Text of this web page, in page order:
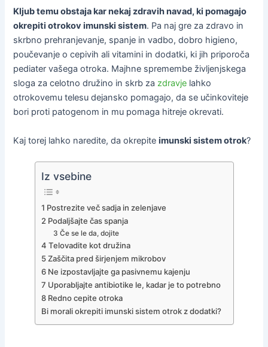
Kljub temu obstaja kar nekaj zdravih navad, ki pomagajo
okrepiti otrokov imunski sistem. Pa naj gre za zdravo in
skrbno prehranjevanje, spanje in vadbo, dobro higieno,
poučevanje o cepivih ali vitamini in dodatki, ki jih priporoča
pediater vašega otroka. Majhne spremembe življenjskega
sloga za celotno družino in skrb zazdravje lahko
otrokovemu telesu dejansko pomagajo, da se učinkoviteje
bori proti patogenom in mu pomaga hitreje okrevati.
Kaj torej lahko naredite, da okrepiteimunski sistem otrok?
Iz vsebine
1 Postrezite več sadja in zelenjave
2 Podaljšajte čas spanja
3 Če se le da, dojite
4 Telovadite kot družina
5 Zaščita pred širjenjem mikrobov
6 Ne izpostavljajte ga pasivnemu kajenju
7 Uporabljajte antibiotike le, kadar je to potrebno
8 Redno cepite otroka
Bi morali okrepiti imunski sistem otrok z dodatki?